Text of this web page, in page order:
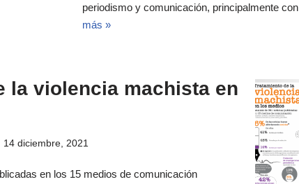
periodismo y comunicación, principalmente
más »
la violencia machista en
14 diciembre, 2021
en los 15 medios de comunicación